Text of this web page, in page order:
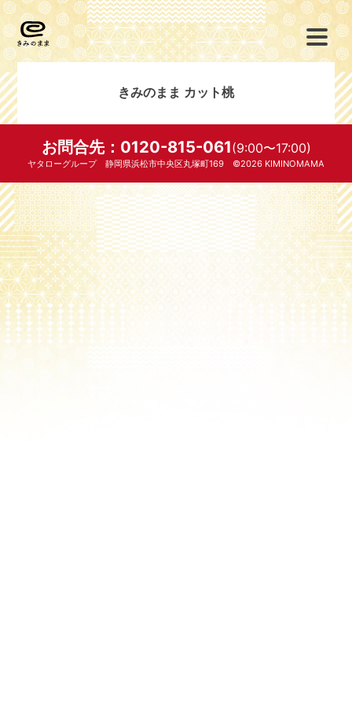
きみのまま カット桃
お問合先：0120-815-061(9:00〜17:00)
ヤタローグループ 静岡県浜松市中央区丸塚町169 ©2026 KIMINOMAMA